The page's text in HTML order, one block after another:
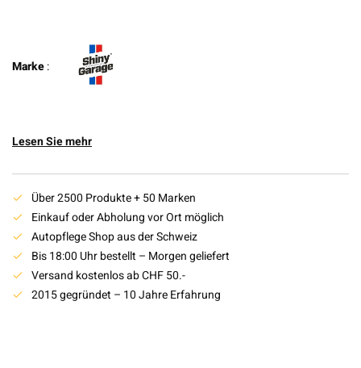
Marke:
Lesen Sie mehr
Über 2500 Produkte + 50 Marken
Einkauf oder Abholung vor Ort möglich
Autopflege Shop aus der Schweiz
Bis 18:00 Uhr bestellt – Morgen geliefert
Versand kostenlos ab CHF 50.-
2015 gegründet – 10 Jahre Erfahrung